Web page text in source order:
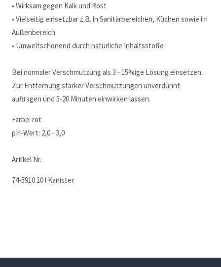
• Wirksam gegen Kalk und Rost
• Vielseitig einsetzbar z.B. in Sanitärbereichen, Küchen sowie im
Außenbereich
• Umweltschonend durch natürliche Inhaltsstoffe
Bei normaler Verschmutzung als 3 - 15%ige Lösung einsetzen.
Zur Entfernung starker Verschmutzungen unverdünnt
auftragen und 5-20 Minuten einwirken lassen.
Farbe: rot
pH-Wert: 2,0 - 3,0
Artikel Nr.
74-5910 10 l Kanister